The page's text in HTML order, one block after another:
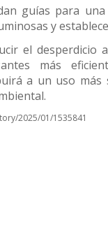
guías para
y
el
más
a un uso más
2025/01/1535841